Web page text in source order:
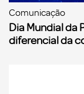
Comunicação
Dia Mundial da
diferencial da